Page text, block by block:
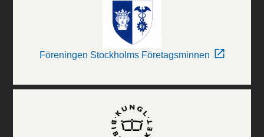
Föreningen Stockholms Företagsminnen